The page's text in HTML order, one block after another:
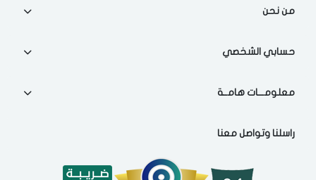
من نحن
حسابي الشخصي
معلومـــات هامــة
راسلنا وتواصل معنا